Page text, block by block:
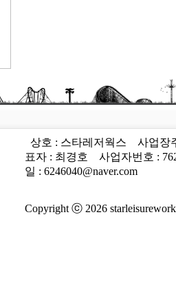
상호 : 스타레저웍스
사업장
표자 : 최경호
사업자번호 :
일 : 6246040@naver.com
Copyright ⓒ 2026